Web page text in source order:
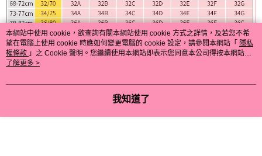
本網站中使用 cookie，欲查詢有關本網站使用 cookie 方式之詳情，及若您不希
望在電腦上使用 cookie 時應如何變更電腦的 cookie 設定，請參閱本網站「 隱私
權條款 」之 Cookie 聲明。您繼續使用本網站即表示您同意本公司得按本網站使
用條款之 Cookie 聲明使用 cookie。
了解更多 >
我知道了